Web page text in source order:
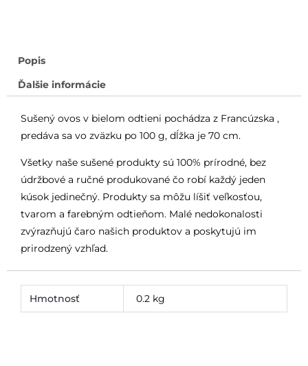
Popis
Ďalšie informácie
Sušený ovos v bielom odtieni pochádza z Francúzska ,
predáva sa vo zväzku po 100 g, dĺžka je 70 cm.
Všetky naše sušené produkty sú 100% prírodné, bez
údržbové a ručné produkované čo robí každý jeden
kúsok jedinečný. Produkty sa môžu líšiť veľkosťou,
tvarom a farebným odtieňom. Malé nedokonalosti
zvýrazňujú čaro našich produktov a poskytujú im
prirodzený vzhľad.
Hmotnosť 0.2 kg